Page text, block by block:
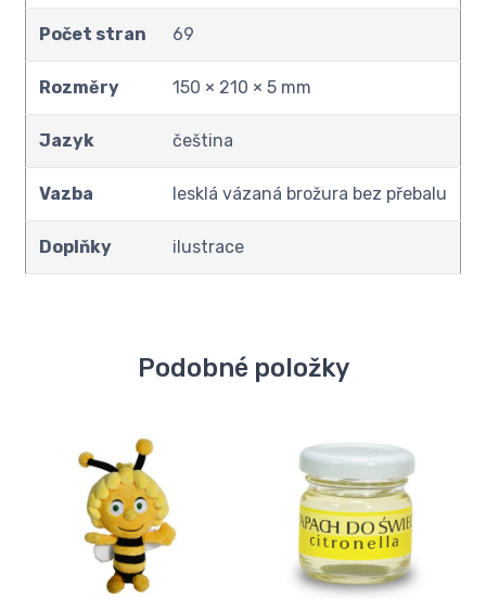
Počet stran 69
Rozměry 150 × 210 × 5 mm
Jazyk čeština
Vazba lesklá vázaná brožura bez přebalu
Doplňky ilustrace
Podobné položky